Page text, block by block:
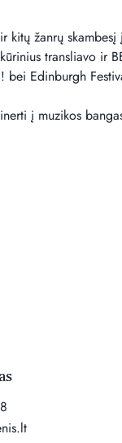
kitų žanrų skambesį
transliavo ir
bei Edinburgh
į muzikos